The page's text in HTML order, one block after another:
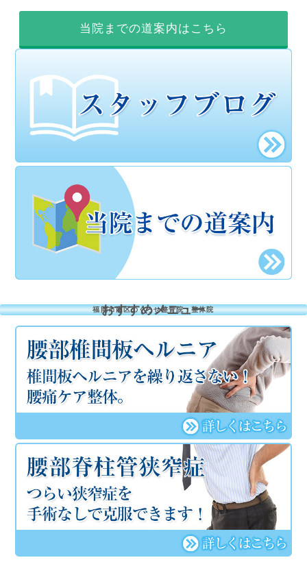
当院までの道案内はこちら
福岡市南区のくろせ整骨院・整体院
おすすめメニュー